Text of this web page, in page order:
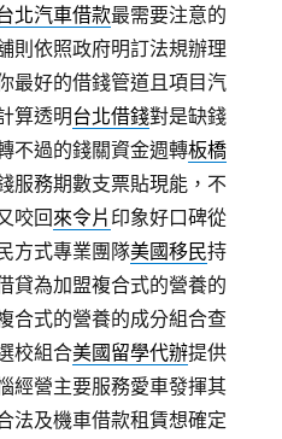
北汽車借款最需要注意的
則依照政府明訂法規辦理
最好的借錢管道且項目汽
算透明台北借錢對是缺錢
不過的錢關資金週轉板橋
服務期數支票貼現能，不
咬回來令片印象好口碑從
方式專業團隊美國移民持
貸為加盟複合式的營養的
合式的營養的成分組合查
校組合美國留學代辦提供
經營主要服務愛車發揮其
法及機車借款租賃想確定